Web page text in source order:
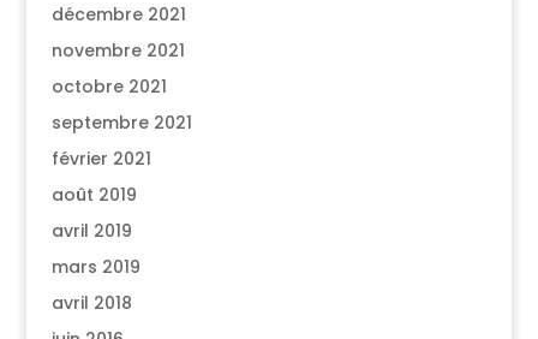
décembre 2021
novembre 2021
octobre 2021
septembre 2021
février 2021
août 2019
avril 2019
mars 2019
avril 2018